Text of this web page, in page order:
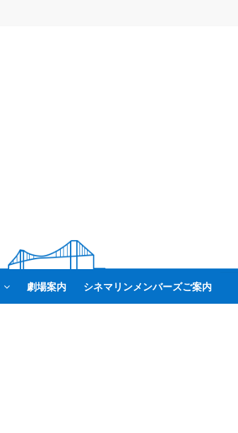
劇場案内 シネマリンメンバーズご案内